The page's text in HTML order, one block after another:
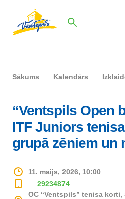
Sākums Kalendārs
“Ventspils Open
ITF Juniors
grupā zēniem un
11. maijs, 2026, 10:00
29234874
OC “Ventspils” tenisa korti,